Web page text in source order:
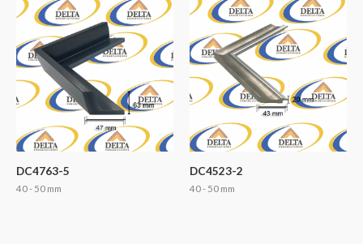
DC4763-5
40 - 50 mm
DC4523-2
40 - 50 mm